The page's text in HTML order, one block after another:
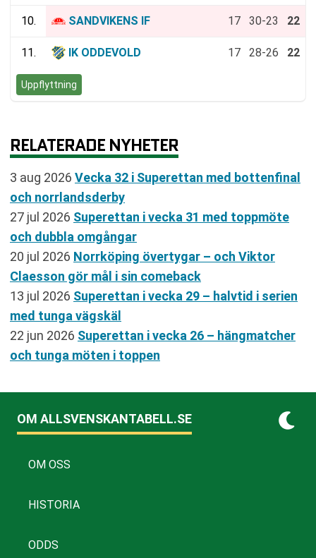
10. SANDVIKENS IF 17 30-23 22
11. IK ODDEVOLD 17 28-26 22
Uppflyttning
RELATERADE NYHETER
3 aug 2026 Vecka 32 i Superettan med bottenfinal
och norrlandsderby
27 jul 2026 Superettan i vecka 31 med toppmöte
och dubbla omgångar
20 jul 2026 Norrköping övertygar – och Viktor
Claesson gör mål i sin comeback
13 jul 2026 Superettan i vecka 29 – halvtid i serien
med tunga vägskäl
22 jun 2026 Superettan i vecka 26 – hängmatcher
och tunga möten i toppen
OM ALLSVENSKANTABELL.SE
OM OSS
HISTORIA
ODDS